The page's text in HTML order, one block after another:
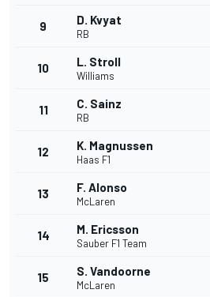
9 D. Kvyat
RB
10 L. Stroll
Williams
11 C. Sainz
RB
12 K. Magnussen
Haas F1
13 F. Alonso
McLaren
14 M. Ericsson
Sauber F1 Team
15 S. Vandoorne
McLaren